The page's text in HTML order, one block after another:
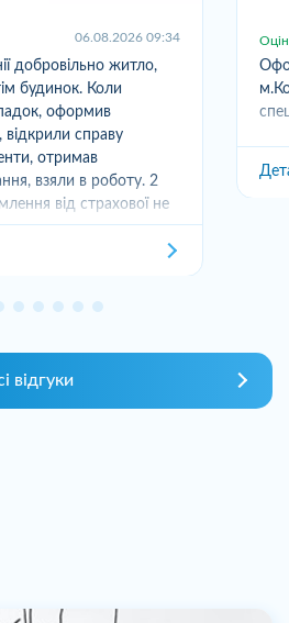
06.08.2026 09:34
добровільно житло,
будинок. Коли
оформив
справу
отримав
взяли в роботу. 2
від страхової не
відгуки